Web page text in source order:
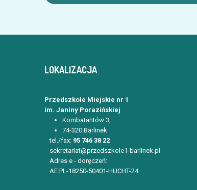
LOKALIZACJA
Przedszkole Miejskie nr 1
im. Janiny Porazińskiej
Kombatantów 3,
74-320 Barlinek
tel./fax: 95 746 38 22
sekretariat@przedszkole1-barlinek.pl
Adres e - doręczeń:
AE:PL-18250-50401-HUCHT-24